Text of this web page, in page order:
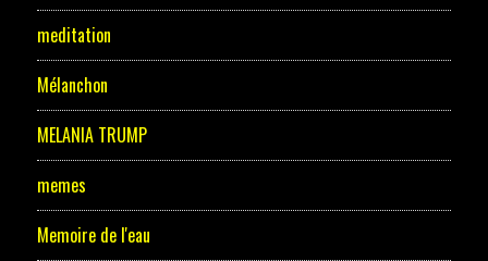
meditation
Mélanchon
MELANIA TRUMP
memes
Memoire de l'eau